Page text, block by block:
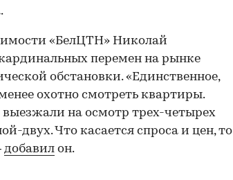
«БелЦТН» Николай
перемен на рынке
обстановки. «Единственное,
охотно смотреть квартиры.
на осмотр трех-четырех
двух. Что касается спроса и цен, то
добавил он.